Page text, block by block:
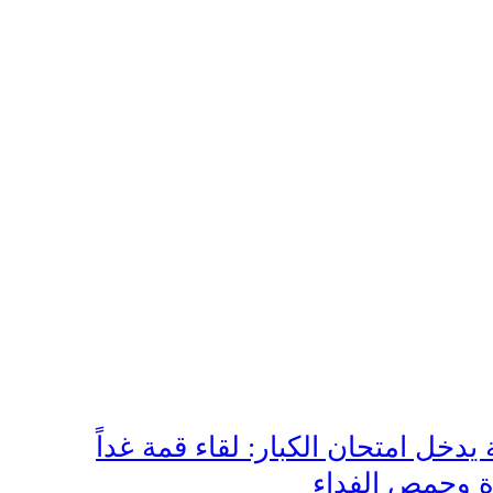
امتحان الكبار: لقاء قمة غداً
وحمص الفداء